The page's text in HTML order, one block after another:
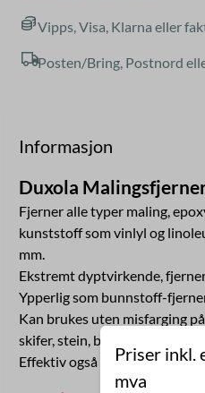
Vipps, Visa, Klarna eller
Posten/Bring, Postnord
Informasjon
Duxola
Fjerner alle typer maling,
kunststoff som vinlyl og
mm.
Ekstremt dyptvirkende,
Ypperlig som bunnstoff-
Kan brukes uten misfarging
skifer, stein, betong, metall,
Effektiv også på verikale
Priser inkl.
mva